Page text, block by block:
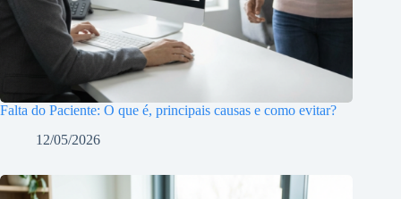
Falta do Paciente: O que é, principais causas e como evitar?
12/05/2026